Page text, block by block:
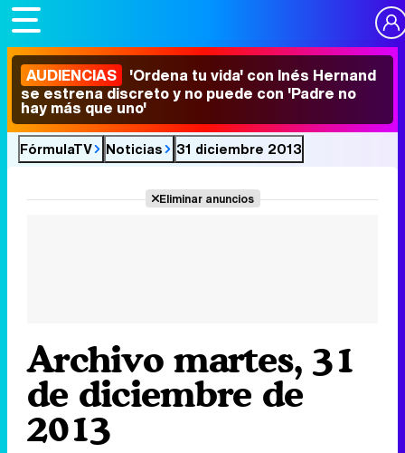
AUDIENCIAS 'Ordena tu vida' con Inés Hernand
se estrena discreto y no puede con 'Padre no
hay más que uno'
FórmulaTV Noticias 31 diciembre 2013
Eliminar anuncios
Archivo martes, 31
de diciembre de
2013